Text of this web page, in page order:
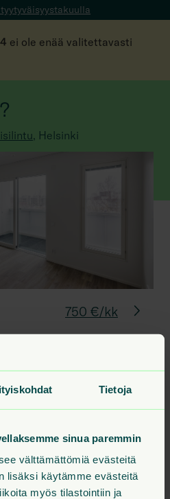
Tietoja
sinua paremmin
välttämättömiä evästeitä
lisäksi käytämme evästeitä
myös tilastointiin ja
ei ole enää valitettavasti
, Helsinki
750 €/kk
1090 €
1110 €
asunnot